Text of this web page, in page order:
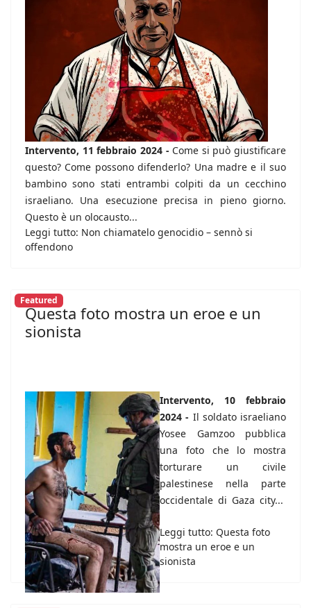
Intervento, 11 febbraio 2024 - Come si può giustificare
questo? Come possono difenderlo? Una madre e il suo
bambino sono stati entrambi colpiti da un cecchino
israeliano. Una esecuzione precisa in pieno giorno.
Questo è un olocausto...
Leggi tutto: Non chiamatelo genocidio – sennò si
offendono
Featured
Questa foto mostra un eroe e un
sionista
Intervento, 10 febbraio
2024 - Il soldato israeliano
Yosee Gamzoo pubblica
una foto che lo mostra
torturare un civile
palestinese nella parte
occidentale di Gaza city...
Leggi tutto: Questa foto
mostra un eroe e un
sionista